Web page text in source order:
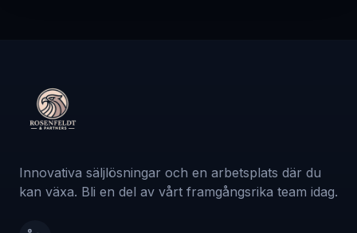
Innovativa säljlösningar och en arbetsplats där du
kan växa. Bli en del av vårt framgångsrika team idag.